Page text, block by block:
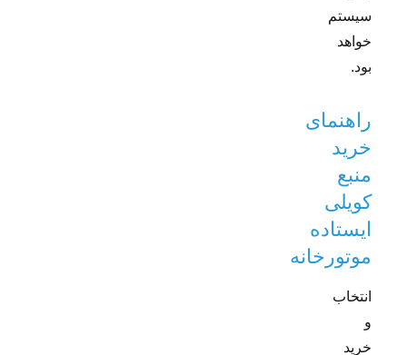
سیستم
خواهد
بود.
راهنمای
خرید
منبع
کویلی
ایستاده
موتورخانه
انتخاب
و
خرید